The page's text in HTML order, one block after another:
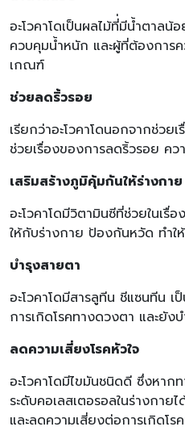
อะโวคาโดเป็นผลไม้ที่่มีน้ำตาลน้
ควบคุมน้ำหนัก และผู้ที่ต้องการค
เกณฑ์
ช่วยลดริ้วรอย
เรียกว่าอะโวคาโดนอกจากช่ว
ช่วยเรื่องของการลดริ้วรอย คว
เสริมสร้างภูมิคุ้มกันให้ร่างกาย
อะโวคาโดมีวิตามินซีที่ช่วยในเรื่
ให้กับร่างกาย ป้องกันหวัด ทำ
บำรุงสายตา
อะโวคาโดมีสารลูทีน ชีแซนทีน
การเกิดโรคทางดวงตา และยัง
ลดความเสี่ยงโรคหัวใจ
อะโวคาโดมีไขมันชนิดดี ซึ่งหาก
ระดับคอเลสเตอรอลในร่างกาย
และลดความเสี่ยงต่อการเกิดโร